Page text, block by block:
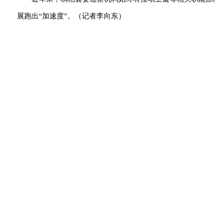
展跑出“加速度”。（记者李向东）